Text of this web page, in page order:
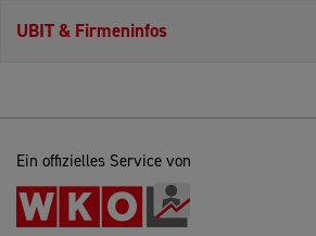
UBIT & Firmeninfos
Ein offizielles Service von